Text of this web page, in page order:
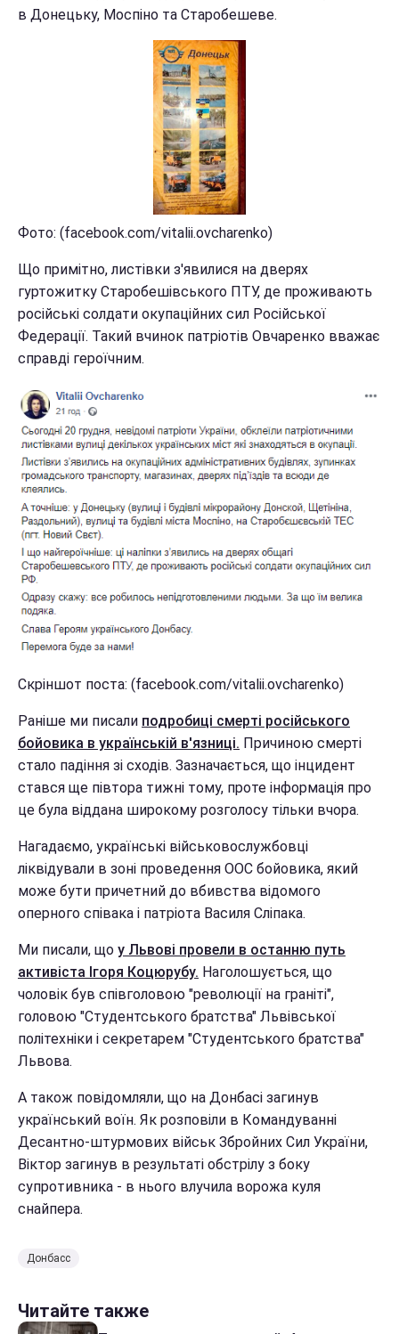
в Донецьку, Моспіно та Старобешеве.
Фото: (facebook.com/vitalii.ovcharenko)
Що примітно, листівки з'явилися на дверях
гуртожитку Старобешівського ПТУ, де проживають
російські солдати окупаційних сил Російської
Федерації. Такий вчинок патріотів Овчаренко вважає
справді героїчним.
Скріншот поста: (facebook.com/vitalii.ovcharenko)
Раніше ми писали подробиці смерті російського
бойовика в українській в'язниці. Причиною смерті
стало падіння зі сходів. Зазначається, що інцидент
стався ще півтора тижні тому, проте інформація про
це була віддана широкому розголосу тільки вчора.
Нагадаємо, українські військовослужбовці
ліквідували в зоні проведення ООС бойовика, який
може бути причетний до вбивства відомого
оперного співака і патріота Василя Сліпака.
Ми писали, що у Львові провели в останню путь
активіста Ігоря Коцюрубу. Наголошується, що
чоловік був співголовою "революції на граніті",
головою "Студентського братства" Львівської
політехніки і секретарем "Студентського братства"
Львова.
А також повідомляли, що на Донбасі загинув
український воїн. Як розповіли в Командуванні
Десантно-штурмових військ Збройних Сил України,
Віктор загинув в результаті обстрілу з боку
супротивника - в нього влучила ворожа куля
снайпера.
Донбасс
Читайте также